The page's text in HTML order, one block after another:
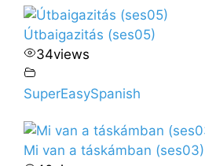
Útbaigazitás (ses05)
34views
SuperEasySpanish
Mi van a táskámban (ses03)